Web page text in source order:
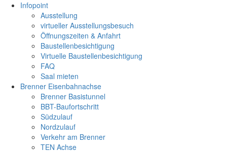
Infopoint
Ausstellung
virtueller Ausstellungsbesuch
Öffnungszeiten & Anfahrt
Baustellenbesichtigung
Virtuelle Baustellenbesichtigung
FAQ
Saal mieten
Brenner Eisenbahnachse
Brenner Basistunnel
BBT-Baufortschritt
Südzulauf
Nordzulauf
Verkehr am Brenner
TEN Achse